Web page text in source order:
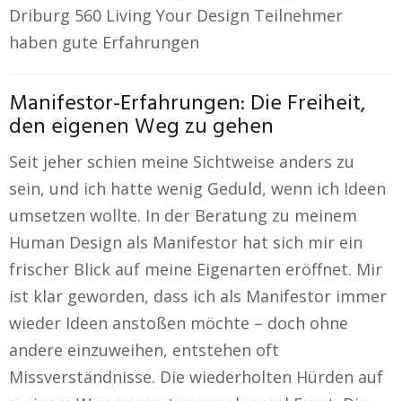
Driburg 560 Living Your Design Teilnehmer
haben gute Erfahrungen
Manifestor-Erfahrungen: Die Freiheit,
den eigenen Weg zu gehen
Seit jeher schien meine Sichtweise anders zu
sein, und ich hatte wenig Geduld, wenn ich Ideen
umsetzen wollte. In der Beratung zu meinem
Human Design als Manifestor hat sich mir ein
frischer Blick auf meine Eigenarten eröffnet. Mir
ist klar geworden, dass ich als Manifestor immer
wieder Ideen anstoßen möchte – doch ohne
andere einzuweihen, entstehen oft
Missverständnisse. Die wiederholten Hürden auf